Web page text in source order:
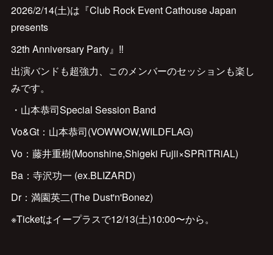
2026/2/14(土)は『Club Rock Event Cathouse Japan
presents
32th Anniversary Party』‼️
出演バンドも超強力、このメンバーのセッションも楽し
みです。
・山本恭司Special Session Band
Vo&Gt：山本恭司(VOWWOW,WILDFLAG)
Vo：藤井重樹(Moonshine,Shigeki Fujii×SPRiTRiAL)
Ba：寺沢功一 (ex.BLIZARD)
Dr：満園英二(The Dust'n'Bonez)
※Ticketはイープラスで12/13(土)10:00〜から。